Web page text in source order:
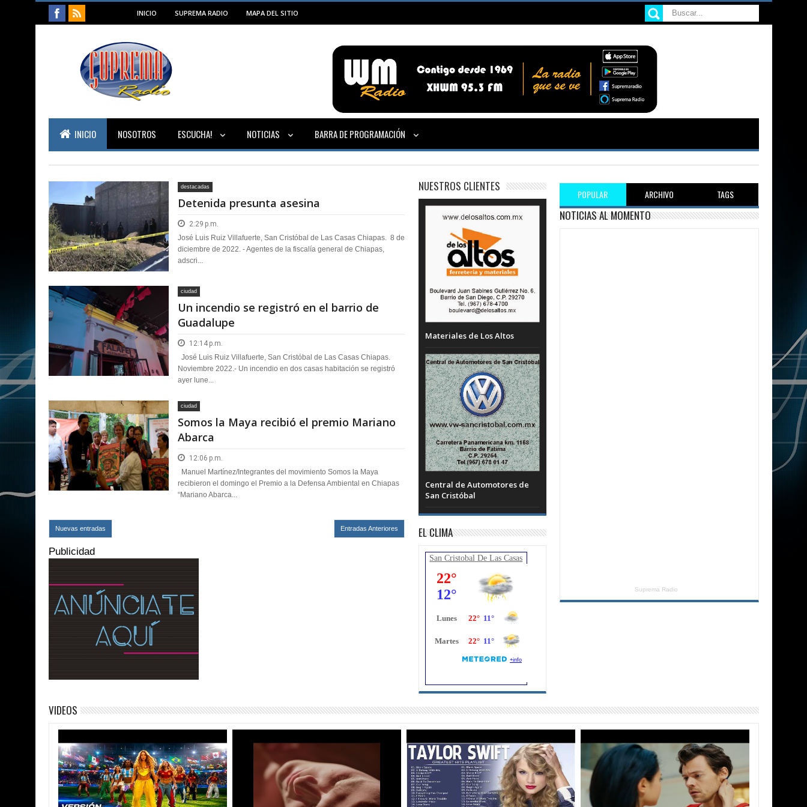
INICIO SUPREMA RADIO MAPA DEL SITIO
INICIO NOSOTROS ESCUCHA! NOTICIAS BARRA DE PROGRAMACIÓN
destacadas
Detenida presunta asesina
2:29 p.m.
José Luis Ruiz Villafuerte, San Cristóbal de Las Casas Chiapas. 8 de
diciembre de 2022. - Agentes de la fiscalía general de Chiapas,
adscri...
ciudad
Un incendio se registró en el barrio de
Guadalupe
12:14 p.m.
José Luis Ruiz Villafuerte, San Cristóbal de Las Casas Chiapas.
Noviembre 2022.- Un incendio en dos casas habitación se registró
ayer lune...
ciudad
Somos la Maya recibió el premio Mariano
Abarca
12:06 p.m.
Manuel Martínez/Integrantes del movimiento Somos la Maya
recibieron el domingo el Premio a la Defensa Ambiental en Chiapas
“Mariano Abarca...
Nuevas entradas Entradas Anteriores
Publicidad
POPULAR ARCHIVO TAGS
NOTICIAS AL MOMENTO
Suprema Radio
NUESTROS CLIENTES
Materiales de Los Altos
Central de Automotores de
San Cristóbal
EL CLIMA
San Cristobal De Las Casas
VIDEOS